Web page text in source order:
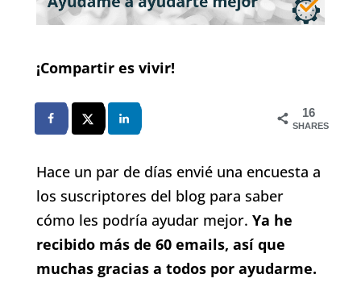
¡Compartir es vivir!
16
SHARES
Hace un par de días envié una encuesta a
los suscriptores del blog para saber
cómo les podría ayudar mejor. Ya he
recibido más de 60 emails, así que
muchas gracias a todos por ayudarme.